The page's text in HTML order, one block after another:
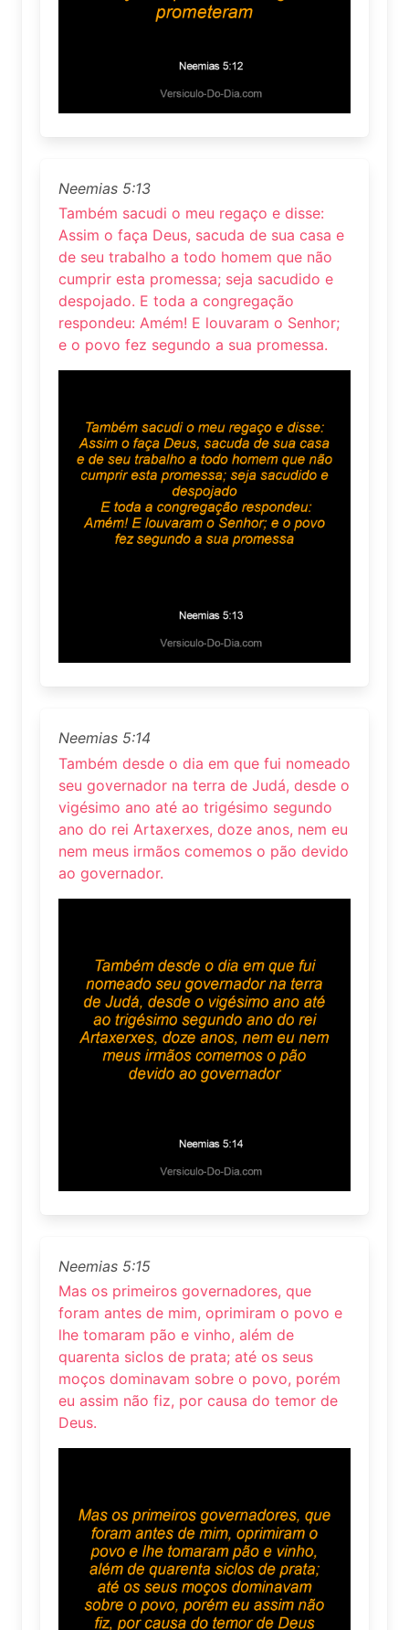
Neemias 5:13
Também sacudi o meu regaço e disse:
Assim o faça Deus, sacuda de sua casa e
de seu trabalho a todo homem que não
cumprir esta promessa; seja sacudido e
despojado. E toda a congregação
respondeu: Amém! E louvaram o Senhor;
e o povo fez segundo a sua promessa.
Neemias 5:14
Também desde o dia em que fui nomeado
seu governador na terra de Judá, desde o
vigésimo ano até ao trigésimo segundo
ano do rei Artaxerxes, doze anos, nem eu
nem meus irmãos comemos o pão devido
ao governador.
Neemias 5:15
Mas os primeiros governadores, que
foram antes de mim, oprimiram o povo e
lhe tomaram pão e vinho, além de
quarenta siclos de prata; até os seus
moços dominavam sobre o povo, porém
eu assim não fiz, por causa do temor de
Deus.